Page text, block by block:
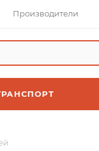
Производители